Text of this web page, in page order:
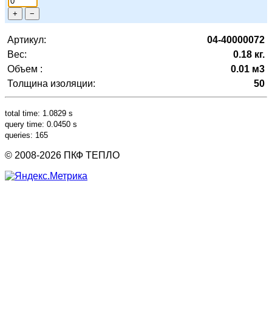
+ −
Артикул:
04-40000072
Вес:
0.18 кг.
Объем :
0.01 м3
Толщина изоляции:
50
total time: 1.0829 s
query time: 0.0450 s
queries: 165
© 2008-2026 ПКФ ТЕПЛО